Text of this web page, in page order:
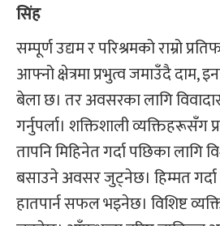
सिंह
सम्पूर्ण उद्यम र परिश्रमको राम्रो
आफ्नो क्षेत्रमा प्रभुत्व जमाउँदै दाम,
बेला छ। तर अवसरका लागि
गर्नुपर्ला। शक्तिशाली व्यक्तिहरूसँग
तापनि मिहिनेत गर्दा पछिका लागि
बसाउने अवसर जुट्नेछ। हिम्मत गर्दा
हातपार्न सफल भइनेछ। विशिष्ट